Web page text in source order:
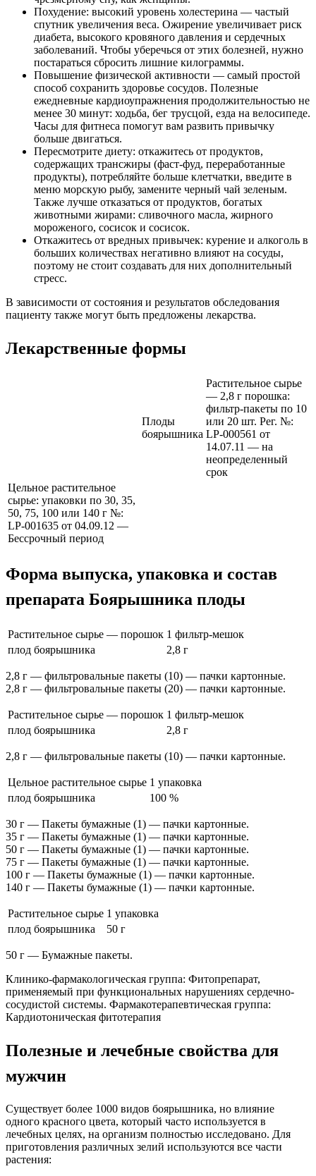
Похудение: высокий уровень холестерина — частый
спутник увеличения веса. Ожирение увеличивает риск
диабета, высокого кровяного давления и сердечных
заболеваний. Чтобы уберечься от этих болезней, нужно
постараться сбросить лишние килограммы.
Повышение физической активности — самый простой
способ сохранить здоровье сосудов. Полезные
ежедневные кардиоупражнения продолжительностью не
менее 30 минут: ходьба, бег трусцой, езда на велосипеде.
Часы для фитнеса помогут вам развить привычку
больше двигаться.
Пересмотрите диету: откажитесь от продуктов,
содержащих трансжиры (фаст-фуд, переработанные
продукты), потребляйте больше клетчатки, введите в
меню морскую рыбу, замените черный чай зеленым.
Также лучше отказаться от продуктов, богатых
животными жирами: сливочного масла, жирного
мороженого, сосисок и сосисок.
Откажитесь от вредных привычек: курение и алкоголь в
больших количествах негативно влияют на сосуды,
поэтому не стоит создавать для них дополнительный
стресс.
В зависимости от состояния и результатов обследования
пациенту также могут быть предложены лекарства.
Лекарственные формы
Плоды
боярышника
Растительное сырье
— 2,8 г порошка:
фильтр-пакеты по 10
или 20 шт. Рег. №:
LP-000561 от
14.07.11 — на
неопределенный
срок
Цельное растительное
сырье: упаковки по 30, 35,
50, 75, 100 или 140 г №:
LP-001635 от 04.09.12 —
Бессрочный период
Форма выпуска, упаковка и состав
препарата Боярышника плоды
Растительное сырье — порошок 1 фильтр-мешок
плод боярышника
2,8 г
2,8 г — фильтровальные пакеты (10) — пачки картонные.
2,8 г — фильтровальные пакеты (20) — пачки картонные.
Растительное сырье — порошок 1 фильтр-мешок
плод боярышника
2,8 г
2,8 г — фильтровальные пакеты (10) — пачки картонные.
Цельное растительное сырье 1 упаковка
плод боярышника
100 %
30 г — Пакеты бумажные (1) — пачки картонные.
35 г — Пакеты бумажные (1) — пачки картонные.
50 г — Пакеты бумажные (1) — пачки картонные.
75 г — Пакеты бумажные (1) — пачки картонные.
100 г — Пакеты бумажные (1) — пачки картонные.
140 г — Пакеты бумажные (1) — пачки картонные.
Растительное сырье 1 упаковка
плод боярышника
50 г
50 г — Бумажные пакеты.
Клинико-фармакологическая группа: Фитопрепарат,
применяемый при функциональных нарушениях сердечно-
сосудистой системы. Фармакотерапевтическая группа:
Кардиотоническая фитотерапия
Полезные и лечебные свойства для
мужчин
Существует более 1000 видов боярышника, но влияние
одного красного цвета, который часто используется в
лечебных целях, на организм полностью исследовано. Для
приготовления различных зелий используются все части
растения: